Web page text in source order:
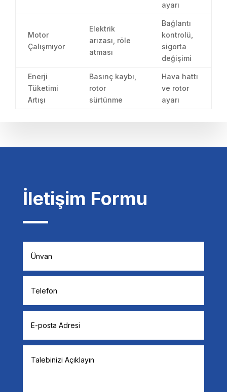
ayarı
Motor
Çalışmıyor
Elektrik
arızası, röle
atması
Bağlantı
kontrolü,
sigorta
değişimi
Enerji
Tüketimi
Artışı
Basınç kaybı,
rotor
sürtünme
Hava hattı
ve rotor
ayarı
İletişim Formu